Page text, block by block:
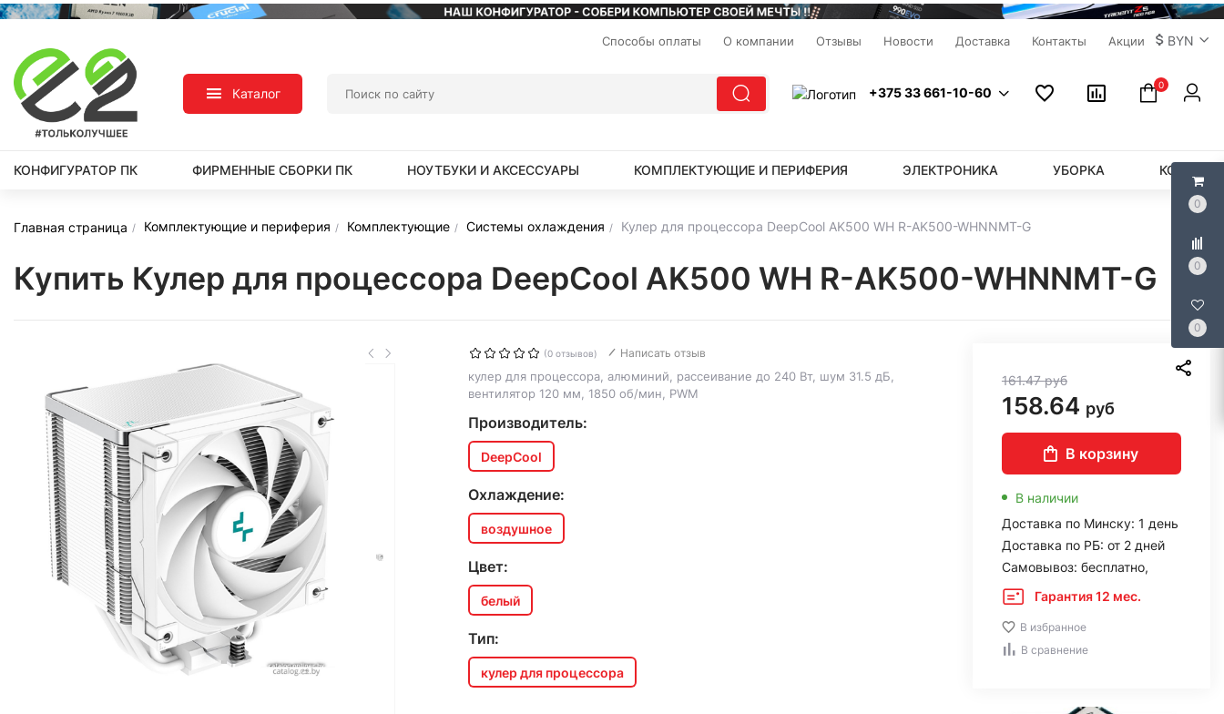
0
0
0
Способы оплаты О компании Отзывы Новости Доставка Контакты Акции BYN
Каталог +375 33 661-10-60
0
КОНФИГУРАТОР ПК ФИРМЕННЫЕ СБОРКИ ПК НОУТБУКИ И АКСЕССУАРЫ КОМПЛЕКТУЮЩИЕ И ПЕРИФЕРИЯ ЭЛЕКТРОНИКА УБОРКА
Главная страница Комплектующие и периферия Комплектующие Системы охлаждения Кулер для процессора DeepCool AK500 WH R-AK500-WHNNMT-G
Купить Кулер для процессора DeepCool AK500 WH R-AK500-WHNNMT-G
(0 отзывов) Написать отзыв
кулер для процессора, алюминий, рассеивание до 240 Вт, шум 31.5 дБ,
вентилятор 120 мм, 1850 об/мин, PWM
Производитель:
DeepCool
Охлаждение:
воздушное
Цвет:
белый
Тип:
кулер для процессора
161.47руб
158.64 руб
В корзину
В наличии
Доставка по Минску: 1 день
Доставка по РБ: от 2 дней
Самовывоз: бесплатно,
Гарантия 12 мес.
В избранное
В сравнение